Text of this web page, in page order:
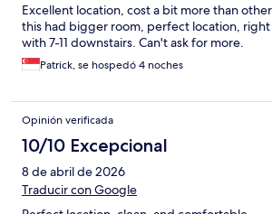
Excellent location, cost a bit more than
this had bigger room, perfect location,
with 7-11 downstairs. Can't ask for more.
Patrick, se hospedó 4 noches
Opinión verificada
10/10 Excepcional
8 de abril de 2026
Traducir con Google